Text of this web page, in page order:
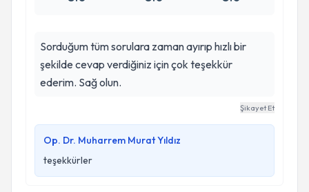
Sorduğum tüm sorulara zaman ayırıp hızlı bir
şekilde cevap verdiğiniz için çok teşekkür
ederim. Sağ olun.
Şikayet Et
Op. Dr. Muharrem Murat Yıldız
teşekkürler